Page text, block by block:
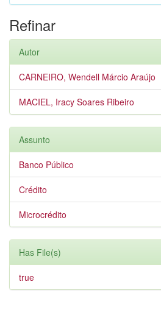
Refinar
Autor
CARNEIRO, Wendell Márcio Araújo
MACIEL, Iracy Soares Ribeiro
Assunto
Banco Público
Crédito
Microcrédito
Has File(s)
true